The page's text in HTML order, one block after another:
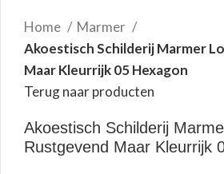
Home
Marmer
Akoestisch Schilderij Marmer
Maar Kleurrijk 05 Hexagon
Terug naar producten
Akoestisch Schilderij
Rustgevend Maar Kleurrijk